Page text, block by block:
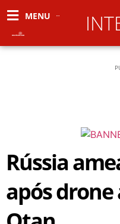
MENU
Rússia
após